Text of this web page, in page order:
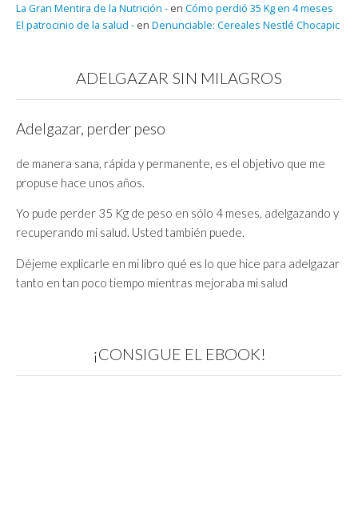
La Gran Mentira de la Nutrición - en Cómo perdió 35 Kg en 4 meses
El patrocinio de la salud - en Denunciable: Cereales Nestlé Chocapic
ADELGAZAR SIN MILAGROS
Adelgazar, perder peso
de manera sana, rápida y permanente, es el objetivo que me
propuse hace unos años.
Yo pude perder 35 Kg de peso en sólo 4 meses, adelgazando y
recuperando mi salud. Usted también puede.
Déjeme explicarle en mi libro qué es lo que hice para adelgazar
tanto en tan poco tiempo mientras mejoraba mi salud
¡CONSIGUE EL EBOOK!